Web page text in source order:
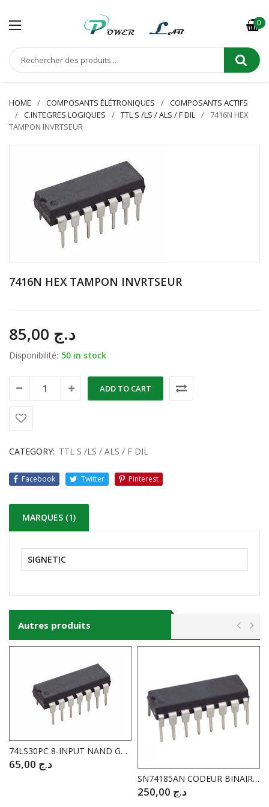
0
HOME COMPOSANTS ÉLÉTRONIQUES
COMPOSANTS ACTIFS
C.INTEGRES LOGIQUES
TTL S /LS / ALS / F DIL
7416N HEX
TAMPON INVRTSEUR
7416N HEX TAMPON INVRTSEUR
د.ج
Disponibilité: 50 in stock
ADD TO CART
CATEGORY: TTL S /LS / ALS / F DIL
Facebook Twitter Pinterest
MARQUES (1)
SIGNETIC
Autres produits
74LS30PC 8-INPUT NAND GATE
د.ج
SN74185AN CODEUR BINAIRE VERS BCD
د.ج